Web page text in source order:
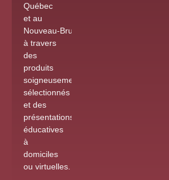
Québec
et au
Nouveau-Brunswick
à travers
des
produits
soigneusement
sélectionnés
et des
présentations
éducatives
à
domiciles
ou virtuelles